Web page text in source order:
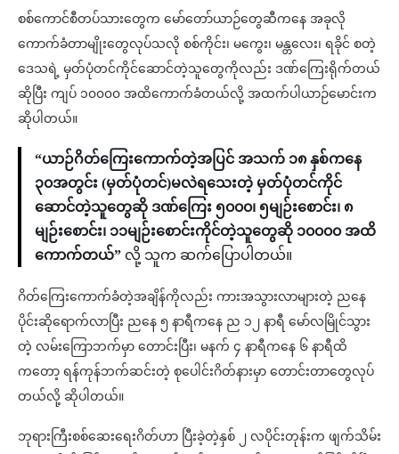
စစ်ကောင်စီတပ်သားတွေက မော်တော်ယာဉ်တွေဆီကနေ အခုလို
ကောက်ခံတာမျိုးတွေလုပ်သလို စစ်ကိုင်း၊ မကွေး၊ မန္တလေး၊ ရခိုင် စတဲ့
ဒေသရဲ့ မှတ်ပုံတင်ကိုင်ဆောင်တဲ့သူတွေကိုလည်း ဒဏ်ကြေးရိုက်တယ်
ဆိုပြီး ကျပ် ၁၀၀၀၀ အထိကောက်ခံတယ်လို့ အထက်ပါယာဉ်မောင်းက
ဆိုပါတယ်။
“ယာဉ်ဂိတ်ကြေးကောက်တဲ့အပြင် အသက် ၁၈ နှစ်ကနေ
၃၀အတွင်း (မှတ်ပုံတင်)မလဲရသေးတဲ့ မှတ်ပုံတင်ကိုင်
ဆောင်တဲ့သူတွေဆို ဒဏ်ကြေး ၅၀၀၀၊ ၅မျဉ်းစောင်း၊ ၈
မျဉ်းစောင်း၊ ၁၁မျဉ်းစောင်းကိုင်တဲ့သူတွေဆို ၁၀၀၀၀ အထိ
ကောက်တယ်” လို့ သူက ဆက်ပြောပါတယ်။
ဂိတ်ကြေးကောက်ခံတဲ့အချိန်ကိုလည်း ကားအသွားလာများတဲ့ ညနေ
ပိုင်းဆိုရောက်လာပြီး ညနေ ၅ နာရီကနေ ည ၁၂ နာရီ မော်လမြိုင်သွား
တဲ့ လမ်းကြောဘက်မှာ တောင်းပြီး၊ မနက် ၄ နာရီကနေ ၆ နာရီထိ
ကတော့ ရန်ကုန်ဘက်ဆင်းတဲ့ စုပေါင်းဂိတ်နားမှာ တောင်းတာတွေလုပ်
တယ်လို့ ဆိုပါတယ်။
ဘုရားကြီးစစ်ဆေးရေးဂိတ်ဟာ ပြီးခဲ့တဲ့နှစ် ၂ လပိုင်းတုန်းက ဖျက်သိမ်း